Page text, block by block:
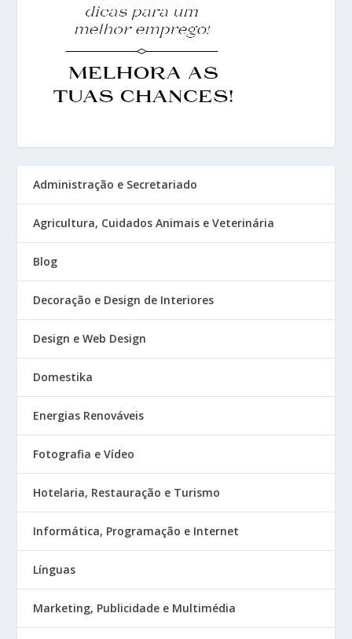
Administração e Secretariado
Agricultura, Cuidados Animais e Veterinária
Blog
Decoração e Design de Interiores
Design e Web Design
Domestika
Energias Renováveis
Fotografia e Vídeo
Hotelaria, Restauração e Turismo
Informática, Programação e Internet
Línguas
Marketing, Publicidade e Multimédia